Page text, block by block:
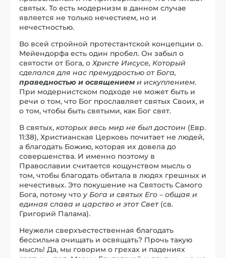
святых. То есть модернизм в данном случае
является не только нечестием, но и
нечестностью.
Во всей стройной протестантской концепции о.
Мейендорфа есть один пробел. Он забыл о
святости от Бога, оХристе Иисусе, Который
сделался для нас премудростью от Бога,
праведностью и освящением и искуплением.
При модернистском подходе не может быть и
речи о том, что Бог прославляет святых Своих, и
о том, чтобы быть святыми, как Бог свят.
В святых,которых весь мир не был достоин (Евр.
11:38), Христианская Церковь почитает не людей,
а благодать Божию, которая их довела до
совершенства. И именно поэтому в
Православии считается кощунством мысль о
том, чтобы благодать обитала в людях грешных и
нечестивых. Это покушение на Святость Самого
Бога, потому что у Бога и святых Его – общая и
единая слава и царство и этот Свет(св.
Григорий Палама).
Неужели сверхъестественная благодать
бессильна очищать и освящать? Прочь такую
мысль! Да, мы говорим о грехах и падениях